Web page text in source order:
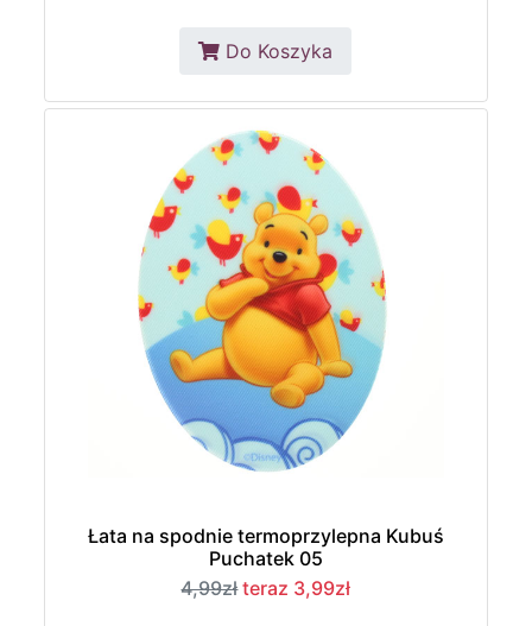
Do Koszyka
Łata na spodnie termoprzylepna Kubuś
Puchatek 05
4,99zł teraz 3,99zł